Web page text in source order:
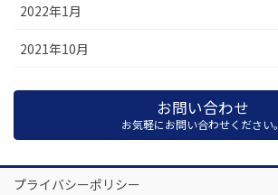
2022年1月
2021年10月
お問い合わせ
お気軽にお問い合わせください。
プライバシーポリシー